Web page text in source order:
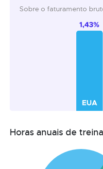
Sobre o faturamento
Horas anuais de